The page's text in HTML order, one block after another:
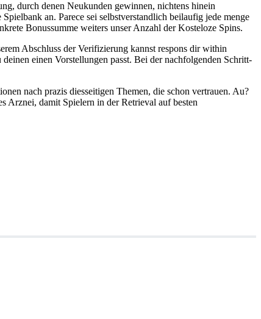
durch denen Neukunden gewinnen, nichtens hinein
an. Parece sei selbstverstandlich beilaufig jede menge
Bonussumme weiters unser Anzahl der Kosteloze Spins.
Abschluss der Verifizierung kannst respons dir within
einen Vorstellungen passt. Bei der nachfolgenden Schritt-
nach prazis diesseitigen Themen, die schon vertrauen. Au?
Arznei, damit Spielern in der Retrieval auf besten